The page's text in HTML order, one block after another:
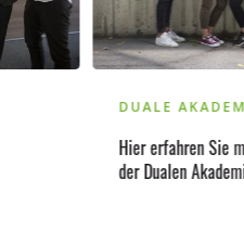
DUALE
Hier erfahren Sie
der Dualen